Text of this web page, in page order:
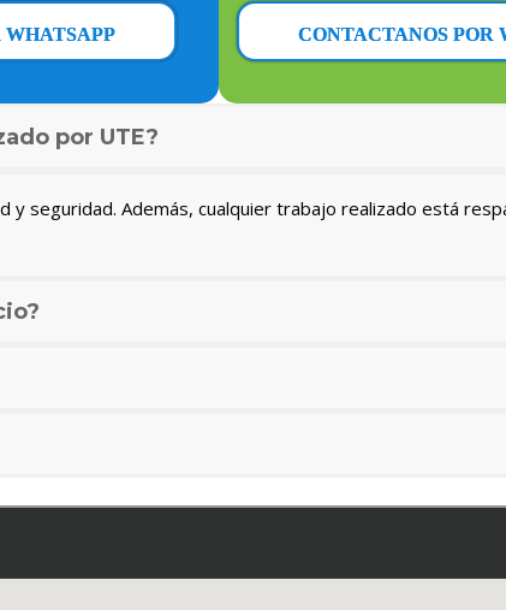
WHATSAPP CONTACTANOS POR
por UTE?
seguridad. Además, cualquier trabajo realizado está